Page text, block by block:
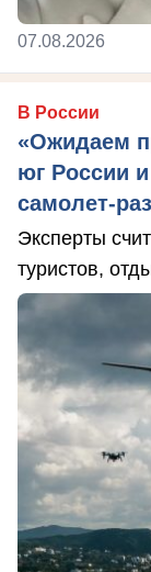
07.08.2026
В России
«Ожидаем
юг России
самолет-
Эксперты
туристов,